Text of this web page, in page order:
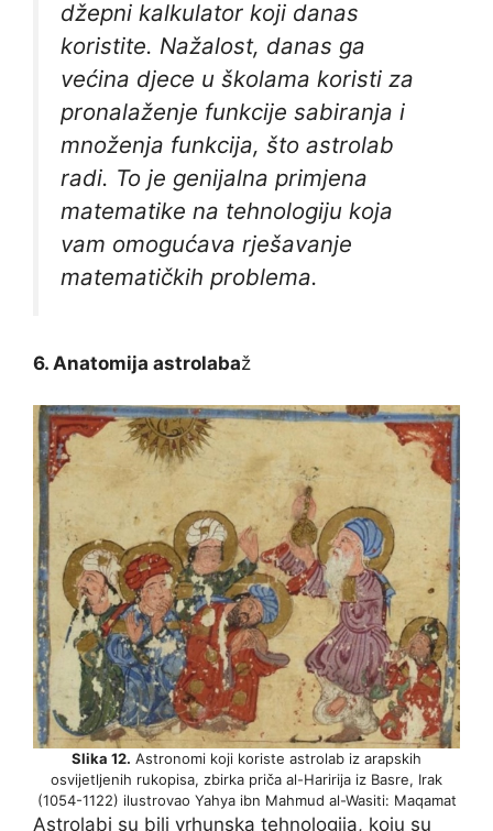
džepni kalkulator koji danas
koristite. Nažalost, danas ga
većina djece u školama koristi za
pronalaženje funkcije sabiranja i
množenja funkcija, što astrolab
radi. To je genijalna primjena
matematike na tehnologiju koja
vam omogućava rješavanje
matematičkih problema.
6. Anatomija astrolabaž
Slika 12. Astronomi koji koriste astrolab iz arapskih
osvijetljenih rukopisa, zbirka priča al-Haririja iz Basre, Irak
(1054-1122) ilustrovao Yahya ibn Mahmud al-Wasiti: Maqamat
Astrolabi su bili vrhunska tehnologija, koju su